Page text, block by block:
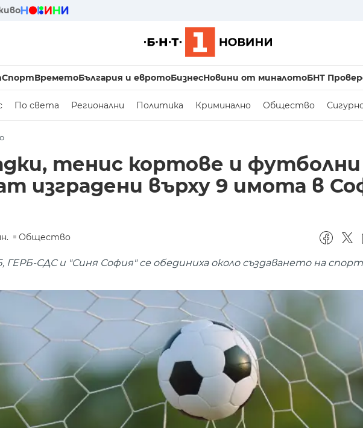
СпортВреметоБългария и евротоБизнесНовини от миналотоБНТ
По света Регионални Политика Криминално Общество
тенис кортове и футболни
изградени върху 9 имота в
Общество
СДС и "Синя София" се обединиха около създаването на